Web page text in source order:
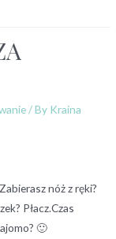
/ By Kraina
nóż z ręki?
Płacz.Czas
🙂